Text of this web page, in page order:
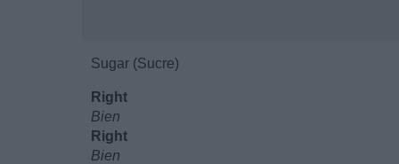
Sugar (Sucre)
Right
Bien
Right
Bien